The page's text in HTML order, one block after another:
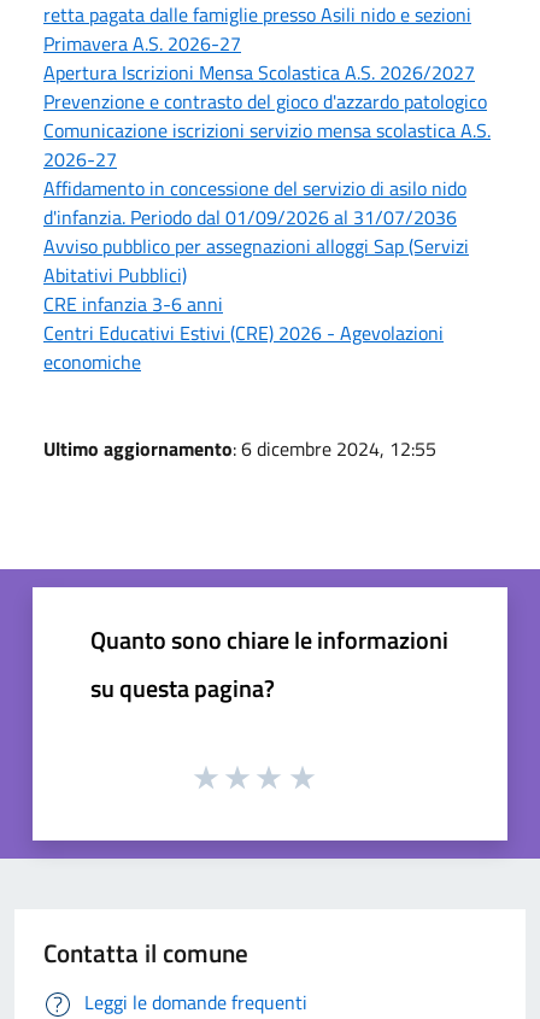
retta pagata dalle famiglie presso Asili nido e sezioni
Primavera A.S. 2026-27
Apertura Iscrizioni Mensa Scolastica A.S. 2026/2027
Prevenzione e contrasto del gioco d'azzardo patologico
Comunicazione iscrizioni servizio mensa scolastica A.S.
2026-27
Affidamento in concessione del servizio di asilo nido
d'infanzia. Periodo dal 01/09/2026 al 31/07/2036
Avviso pubblico per assegnazioni alloggi Sap (Servizi
Abitativi Pubblici)
CRE infanzia 3-6 anni
Centri Educativi Estivi (CRE) 2026 - Agevolazioni
economiche
Ultimo aggiornamento: 6 dicembre 2024, 12:55
Quanto sono chiare le informazioni
su questa pagina?
Contatta il comune
Leggi le domande frequenti